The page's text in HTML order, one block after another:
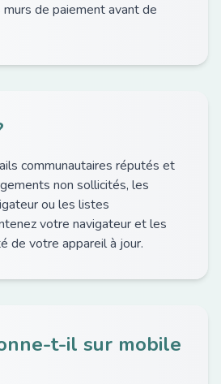
de paiement avant de
communautaires réputés et
non sollicités, les
ou les listes
votre navigateur et les
de votre appareil à jour.
t-il sur mobile